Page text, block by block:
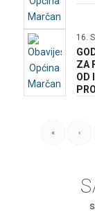
16.
ZA
OD
« ‹